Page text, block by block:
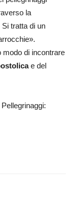
la
tratta di un
modo di incontrare
e del